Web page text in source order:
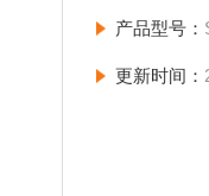
产品型号：
更新时间：